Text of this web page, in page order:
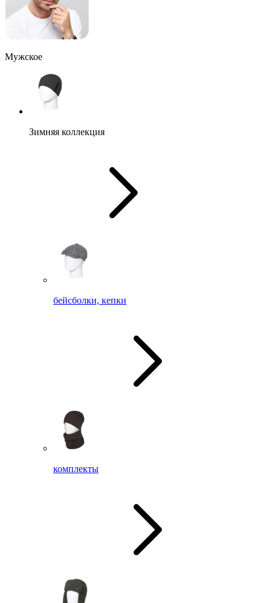
Мужское
Зимняя коллекция
бейсболки, кепки
комплекты